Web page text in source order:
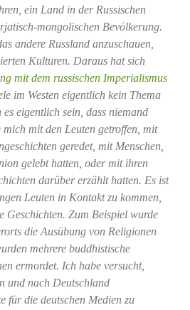
ein Land in der Russischen
mongolischen Bevölkerung.
andere Russland anzuschauen,
Kulturen. Daraus hat sich
mit dem russischen Imperialismus
im Westen eigentlich kein Thema
eigentlich sein, dass niemand
mit den Leuten getroffen, mit
geredet, mit Menschen,
gelebt hatten, oder mit ihren
darüber erzählt hatten. Es ist
Leuten in Kontakt zu kommen,
Geschichten. Zum Beispiel wurde
die Ausübung von Religionen
mehrere buddhistische
ermordet. Ich habe versucht,
und nach Deutschland
für die deutschen Medien zu